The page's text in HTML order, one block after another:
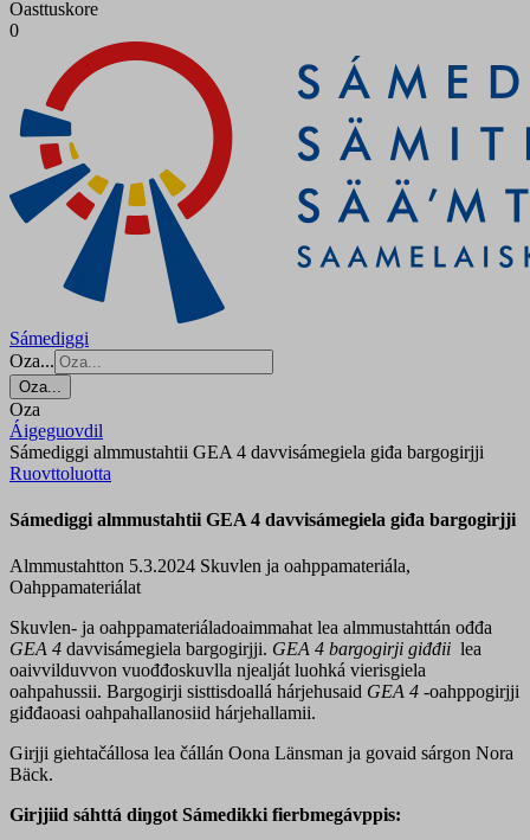
Oasttuskore
0
Sámediggi
Oza...
Oza...
Oza
Áigeguovdil
Sámediggi almmustahtii GEA 4 davvisámegiela giđa bargogirjji
Ruovttoluotta
Sámediggi almmustahtii GEA 4 davvisámegiela giđa bargogirjji
Almmustahtton 5.3.2024 Skuvlen ja oahppamateriála,
Oahppamateriálat
Skuvlen- ja oahppamateriáladoaimmahat lea almmustahttán ođđa
GEA 4 davvisámegiela bargogirjji. GEA 4 bargogirji giđđii lea
oaivvilduvvon vuođđoskuvlla njealját luohká vierisgiela
oahpahussii. Bargogirji sisttisdoallá hárjehusaid GEA 4 -oahppogirjji
giđđaoasi oahpahallanosiid hárjehallamii.
Girjji giehtačállosa lea čállán Oona Länsman ja govaid sárgon Nora
Bäck.
Girjjiid sáhttá diŋgot Sámedikki fierbmegávppis: